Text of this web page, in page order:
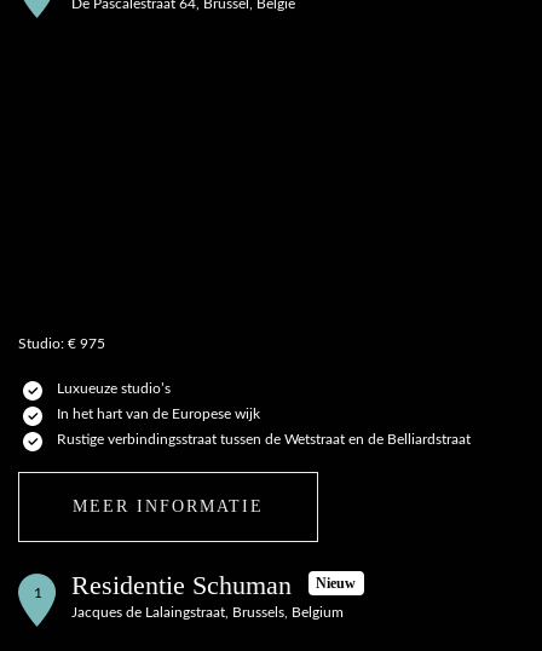
De Pascalestraat 64, Brussel, België
Studio: € 975
Luxueuze studio’s
In het hart van de Europese wijk
Rustige verbindingsstraat tussen de Wetstraat en de Belliardstraat
MEER INFORMATIE
1 Residentie Schuman Nieuw
Jacques de Lalaingstraat, Brussels, Belgium